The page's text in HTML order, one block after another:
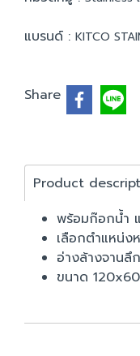
แบรนด์ : KITCO
Share
Product
พร้อมก๊อกน้ำ
เลือกตำแหน่ง
อ่างล้างจานลึ
ขนาด